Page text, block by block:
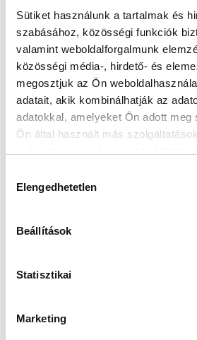
Sütiket használunk a tartalmak és
szabásához, közösségi funkciók
valamint weboldalforgalmunk
közösségi média-, hirdető- és
megosztjuk az Ön
adatait, akik kombinálhatják az
adatokkal, amelyeket Ön adott meg
Ön által használt más
kiválasztása
Elengedhetetlen
Beállítások
Statisztikai
Marketing
ÚJPEST FC - MTK
ÖSSZEFOGLALÓ (VIDEÓ)
2025-08-30 20:05:11
Ez történt az Újpest FC elleni